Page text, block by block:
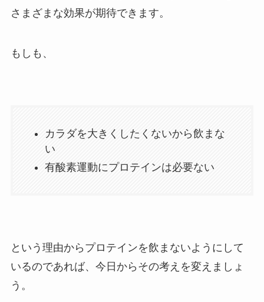
さまざまな効果が期待できます。
もしも、
カラダを大きくしたくないから飲まな
い
有酸素運動にプロテインは必要ない
という理由からプロテインを飲まないようにして
いるのであれば、今日からその考えを変えましょ
う。